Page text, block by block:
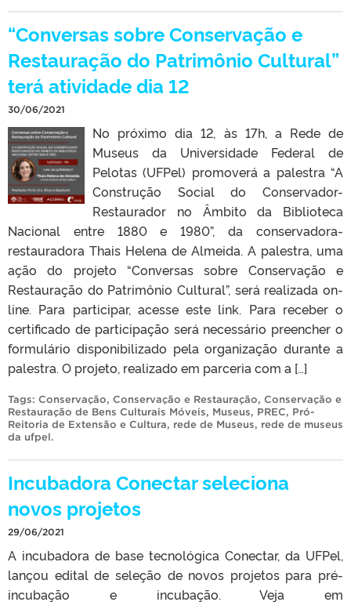
“Conversas sobre Conservação e
Restauração do Patrimônio Cultural”
terá atividade dia 12
30/06/2021
No próximo dia 12, às 17h, a Rede de
Museus da Universidade Federal de
Pelotas (UFPel) promoverá a palestra “A
Construção Social do Conservador-
Restaurador no Âmbito da Biblioteca
Nacional entre 1880 e 1980”, da conservadora-
restauradora Thais Helena de Almeida. A palestra, uma
ação do projeto “Conversas sobre Conservação e
Restauração do Patrimônio Cultural”, será realizada on-
line. Para participar, acesse este link. Para receber o
certificado de participação será necessário preencher o
formulário disponibilizado pela organização durante a
palestra. O projeto, realizado em parceria com a […]
Tags: Conservação, Conservação e Restauração, Conservação e
Restauração de Bens Culturais Móveis, Museus, PREC, Pró-
Reitoria de Extensão e Cultura, rede de Museus, rede de museus
da ufpel.
Incubadora Conectar seleciona
novos projetos
29/06/2021
A incubadora de base tecnológica Conectar, da UFPel,
lançou edital de seleção de novos projetos para pré-
incubação e incubação. Veja em